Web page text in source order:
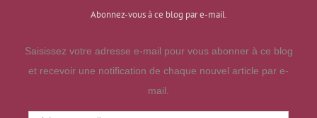
Abonnez-vous à ce blog par e-mail.
Saisissez votre adresse e-mail pour vous abonner à ce blog
et recevoir une notification de chaque nouvel article par e-
mail.